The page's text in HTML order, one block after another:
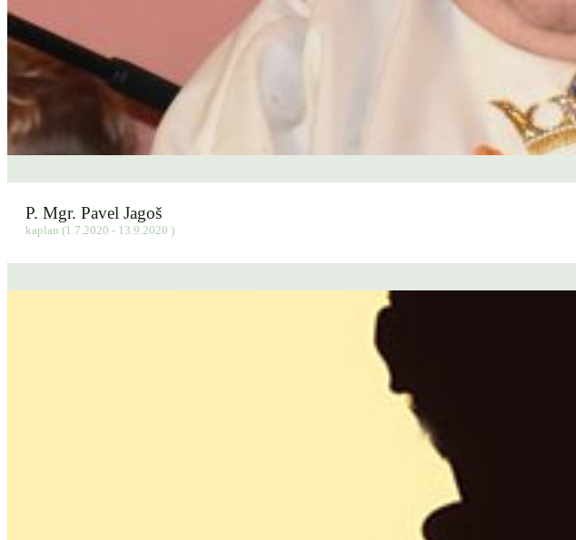
P. Mgr. Pavel Jagoš
kaplan (1.7.2020 - 13.9.2020 )